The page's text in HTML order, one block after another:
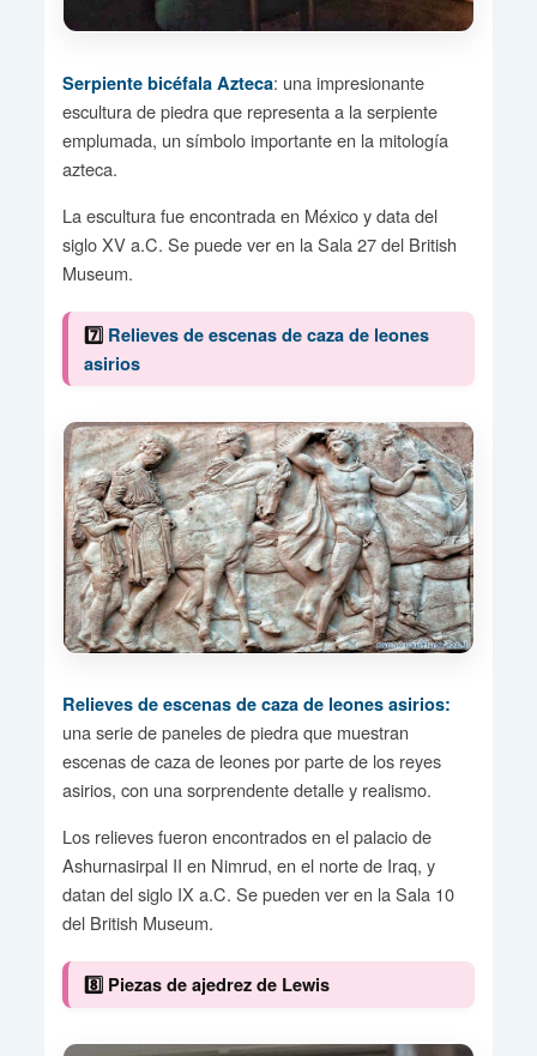
Serpiente bicéfala Azteca: una impresionante
escultura de piedra que representa a la serpiente
emplumada, un símbolo importante en la mitología
azteca.
La escultura fue encontrada en México y data del
siglo XV a.C. Se puede ver en la Sala 27 del British
Museum.
7️⃣ Relieves de escenas de caza de leones
asirios
Relieves de escenas de caza de leones asirios:
una serie de paneles de piedra que muestran
escenas de caza de leones por parte de los reyes
asirios, con una sorprendente detalle y realismo.
Los relieves fueron encontrados en el palacio de
Ashurnasirpal II en Nimrud, en el norte de Iraq, y
datan del siglo IX a.C. Se pueden ver en la Sala 10
del British Museum.
8️⃣ Piezas de ajedrez de Lewis